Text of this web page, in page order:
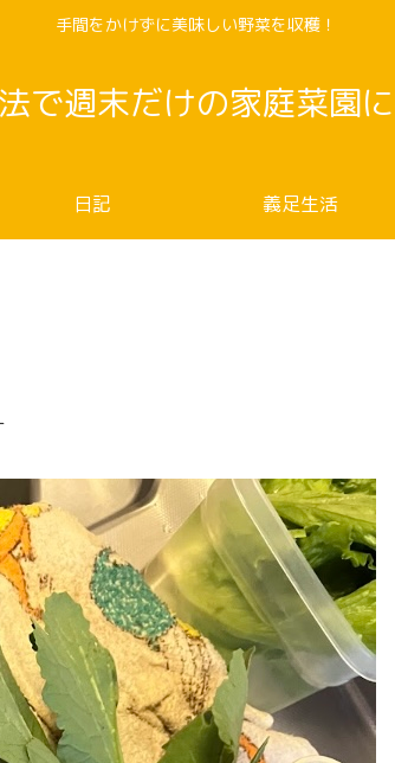
手間をかけずに美味しい野菜を収穫！
で週末だけの家庭菜園に
日記 義足生活